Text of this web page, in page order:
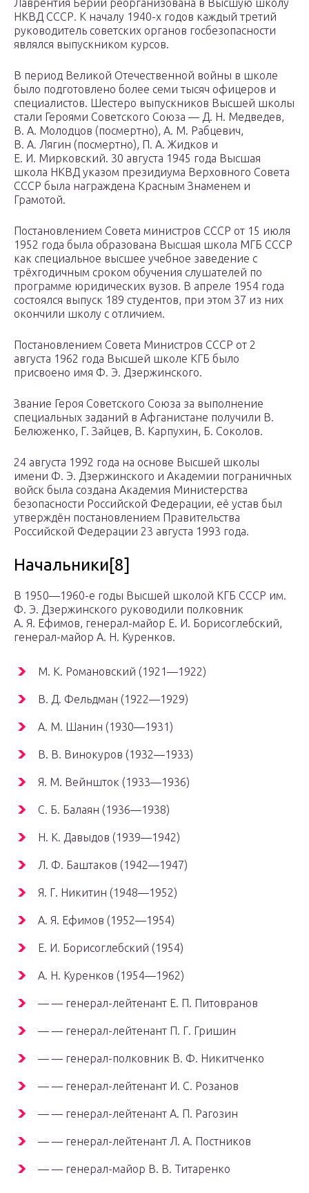
Лаврентия Берии реорганизована в Высшую школу
НКВД СССР. К началу 1940-х годов каждый третий
руководитель советских органов госбезопасности
являлся выпускником курсов.
В период Великой Отечественной войны в школе
было подготовлено более семи тысяч офицеров и
специалистов. Шестеро выпускников Высшей школы
стали Героями Советского Союза — Д. Н. Медведев,
В. А. Молодцов (посмертно), A. M. Рабцевич,
В. А. Лягин (посмертно), П. А. Жидков и
Е. И. Мирковский. 30 августа 1945 года Высшая
школа НКВД указом президиума Верховного Совета
СССР была награждена Красным Знаменем и
Грамотой.
Постановлением Совета министров СССР от 15 июля
1952 года была образована Высшая школа МГБ СССР
как специальное высшее учебное заведение с
трёхгодичным сроком обучения слушателей по
программе юридических вузов. В апреле 1954 года
состоялся выпуск 189 студентов, при этом 37 из них
окончили школу с отличием.
Постановлением Совета Министров СССР от 2
августа 1962 года Высшей школе КГБ было
присвоено имя Ф. Э. Дзержинского.
Звание Героя Советского Союза за выполнение
специальных заданий в Афганистане получили В.
Белюженко, Г. Зайцев, В. Карпухин, Б. Соколов.
24 августа 1992 года на основе Высшей школы
имени Ф. Э. Дзержинского и Академии пограничных
войск была создана Академия Министерства
безопасности Российской Федерации, её устав был
утверждён постановлением Правительства
Российской Федерации 23 августа 1993 года.
Начальники[8]
В 1950—1960-е годы Высшей школой КГБ СССР им.
Ф. Э. Дзержинского руководили полковник
А. Я. Ефимов, генерал-майор Е. И. Борисоглебский,
генерал-майор А. Н. Куренков.
М. К. Романовский (1921—1922)
В. Д. Фельдман (1922—1929)
А. М. Шанин (1930—1931)
В. В. Винокуров (1932—1933)
Я. М. Вейншток (1933—1936)
С. Б. Балаян (1936—1938)
Н. К. Давыдов (1939—1942)
Л. Ф. Баштаков (1942—1947)
Я. Г. Никитин (1948—1952)
А. Я. Ефимов (1952—1954)
Е. И. Борисоглебский (1954)
А. Н. Куренков (1954—1962)
— — генерал-лейтенант Е. П. Питовранов
— — генерал-лейтенант П. Г. Гришин
— — генерал-полковник В. Ф. Никитченко
— — генерал-лейтенант И. С. Розанов
— — генерал-лейтенант А. П. Рагозин
— — генерал-лейтенант Л. А. Постников
— — генерал-майор В. В. Титаренко